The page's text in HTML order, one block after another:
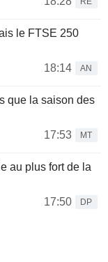
le FTSE 250
18:14
AN
que la saison des
17:53
MT
au plus fort de la
17:50
DP